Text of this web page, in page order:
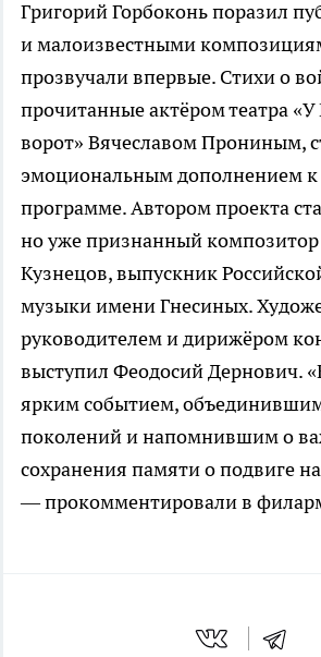
Григорий Горбоконь поразил
и малоизвестными
прозвучали впервые. Стихи о
прочитанные актёром театра
ворот» Вячеславом Прониным,
эмоциональным дополнением
программе. Автором проекта
но уже признанный композитор
Кузнецов, выпускник
музыки имени Гнесиных.
руководителем и дирижёром
выступил Феодосий Дернович.
ярким событием,
поколений и напомнившим о
сохранения памяти о подвиге
— прокомментировали в